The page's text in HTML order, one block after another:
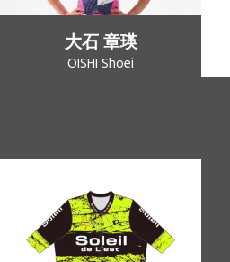
大石 章瑛
OISHI Shoei